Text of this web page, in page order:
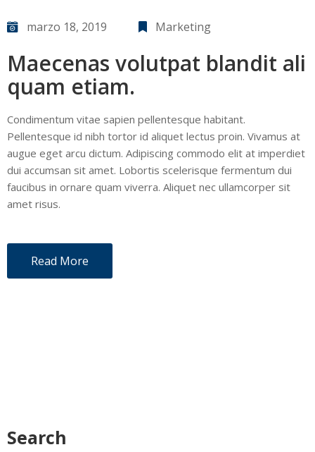
marzo 18, 2019 Marketing
Maecenas volutpat blandit ali
quam etiam.
Condimentum vitae sapien pellentesque habitant.
Pellentesque id nibh tortor id aliquet lectus proin. Vivamus at
augue eget arcu dictum. Adipiscing commodo elit at imperdiet
dui accumsan sit amet. Lobortis scelerisque fermentum dui
faucibus in ornare quam viverra. Aliquet nec ullamcorper sit
amet risus.
Read More
Search